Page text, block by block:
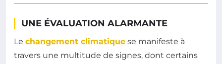
UNE ÉVALUATION ALARMANTE
Le changement climatique se manifeste à
travers une multitude de signes, dont certains